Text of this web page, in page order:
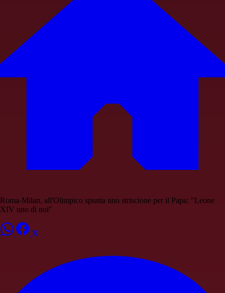
Roma-Milan, all'Olimpico spunta uno striscione per il Papa: "Leone
XIV uno di noi"